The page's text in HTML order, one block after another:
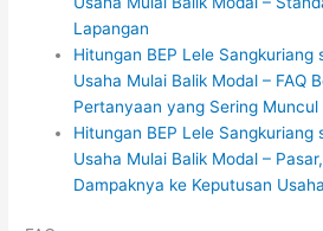
Lapangan
Hitungan BEP Lele Sangkuriang
Usaha Mulai Balik Modal – FAQ
Pertanyaan yang Sering Muncul
Hitungan BEP Lele Sangkuriang
Usaha Mulai Balik Modal –
Dampaknya ke Keputusan Usaha